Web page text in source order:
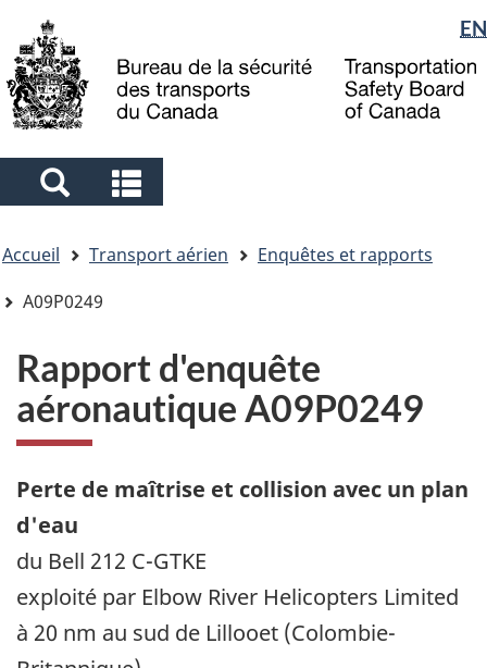
to
main
to
"About
government"
à
la
Sélection
de
la
langue
EN
Search
and
menus
and
menus
êtes
ici
Accueil Transport aérien
Enquêtes et rapports
A09P0249
Rapport d'enquête
aéronautique A09P0249
Perte de maîtrise et collision avec un plan
d'eau
du Bell 212 C-GTKE
exploité par Elbow River Helicopters Limited
à 20 nm au sud de Lillooet (Colombie-